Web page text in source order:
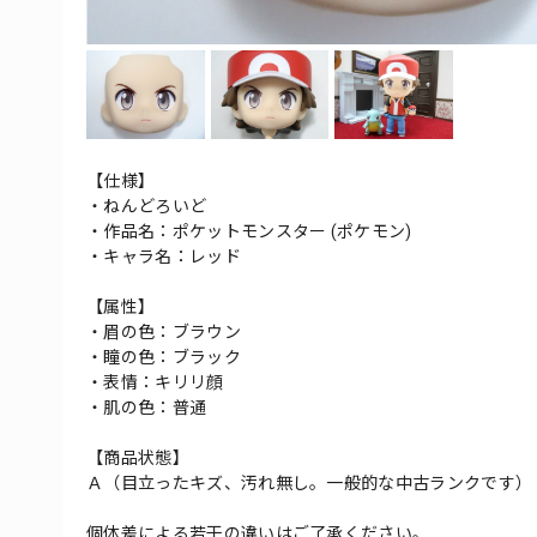
【仕様】
・ねんどろいど
・作品名：ポケットモンスター (ポケモン)
・キャラ名：レッド
【属性】
・眉の色：ブラウン
・瞳の色：ブラック
・表情：キリリ顔
・肌の色：普通
【商品状態】
Ａ（目立ったキズ、汚れ無し。一般的な中古ランクです）
個体差による若干の違いはご了承ください。